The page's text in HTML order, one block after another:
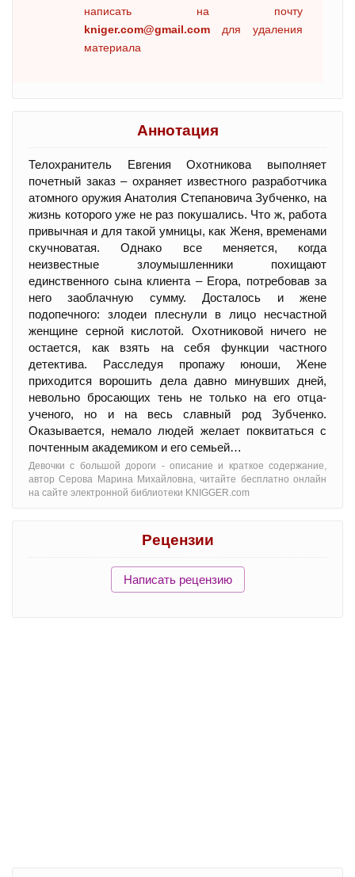
написать на почту
kniger.com@gmail.com для удаления
материала
Аннотация
Телохранитель Евгения Охотникова выполняет
почетный заказ – охраняет известного разработчика
атомного оружия Анатолия Степановича Зубченко, на
жизнь которого уже не раз покушались. Что ж, работа
привычная и для такой умницы, как Женя, временами
скучноватая. Однако все меняется, когда
неизвестные злоумышленники похищают
единственного сына клиента – Егора, потребовав за
него заоблачную сумму. Досталось и жене
подопечного: злодеи плеснули в лицо несчастной
женщине серной кислотой. Охотниковой ничего не
остается, как взять на себя функции частного
детектива. Расследуя пропажу юноши, Жене
приходится ворошить дела давно минувших дней,
невольно бросающих тень не только на его отца-
ученого, но и на весь славный род Зубченко.
Оказывается, немало людей желает поквитаться с
почтенным академиком и его семьей…
Девочки с большой дороги - oписание и краткое содержание,
автор Серова Марина Михайловна, читайте бесплатно онлайн
на сайте электронной библиотеки KNIGGER.com
Рецензии
Написать рецензию